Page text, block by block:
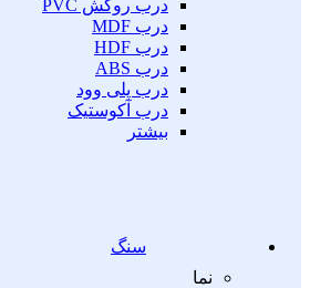
درب روکش PVC
درب MDF
درب HDF
درب ABS
درب پلی وود
درب آکوستیک
بیشتر
سنگ
نما